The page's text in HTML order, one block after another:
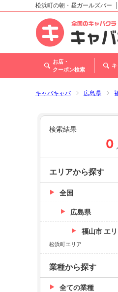
北海道
東北
甲信越・北陸
関西
松浜町の朝・昼ガールズバー
お店・
クーポン検索
キャバキャバ 広島県
検索結果
0
エリアから探す
全国
広島県
福山市 エ
松浜町エリア
業種から探す
全ての業種